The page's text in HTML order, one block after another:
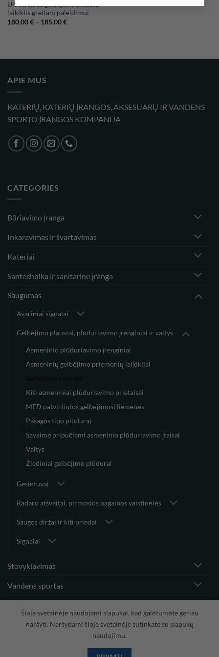
Universalus gelbėjimo plausto
laikiklis greitam paleidimui
180,00€ – 185,00€Price
APIE MUS
KATERIŲ, KATERIŲ ĮRANGOS, AKSESUARŲ IR VANDENS
SPORTO ĮRANGOS KOMPANIJA
CATEGORIES
Būriavimo įranga
Inkaravimas ir švartavimas
Kateriai
Santechnika ir sanitarinė įranga
Saugumas
Avariniai signalai
Gelbėjimo plaustai, plūduriavimo įrenginiai ir valtys
Asmeninio plūduriavimo įrenginiai
Asmeninių gelbėjimo priemonių laikikliai
Kiti asmeniniai plūduriavimo prietaisai
MED patvirtintos gelbėjimosi liemenės
Pasagos tipo plūdurai
Savaime pripučiami asmeninio plūduriavimo įtaisai
Valtys
Žiediniai gelbėjimo plūdurai
Gesintuvai
Radaro atšvaitai, pirmosios pagalbos vaistinėlės
Saugos diržai ir kiti priedai
Signalai
Stovyklavimas
Vandens sportas
PayPal
Šioje svetainėje naudojami slapukai, kad galėtumėte geriau
naršyti. Naršydami šioje svetainėje sutinkate su slapukų
naudojimu.